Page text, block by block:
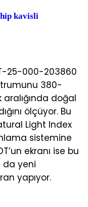
kavisli
25-000-203860
380-
aralığında doğal
ölçüyor. Bu
Light Index
sistemine
ekranı ise bu
da yeni
yapıyor.